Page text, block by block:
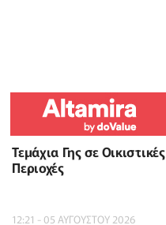
Τεμάχια Γης σε Οικιστικές
Περιοχές
12:21 - 05 ΑΥΓΟΥΣΤΟΥ 2026